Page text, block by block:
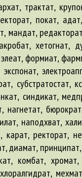
трактат,
покат,
мандат,
хетогнат,
формиат,
субстратостат,
синдикат,
нагнетат,
наподхват,
ректорат,
комбат,